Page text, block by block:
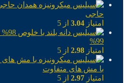
حاجی
امتیاز 3.04 از 5
99%
امتیاز 2.98 از 5
با مش های متفاوت
امتیاز 2.97 از 5